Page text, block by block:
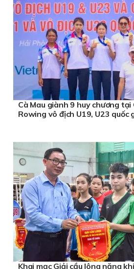
Cà Mau giành 9 huy chương
Rowing vô địch U19, U23 quốc
Khai mạc Giải cầu lông năng